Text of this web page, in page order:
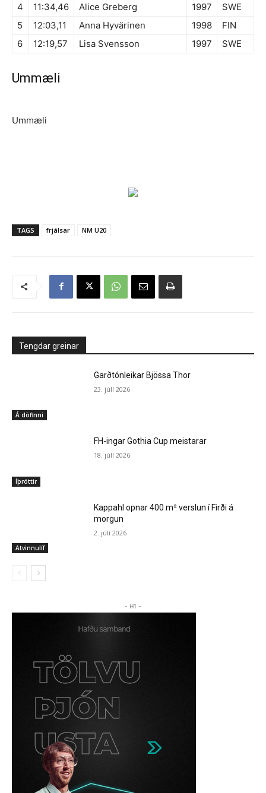
4 11:34,46 Alice Greberg 1997
SWE
5
12:03,11 Anna Hyvärinen 1998
FIN
6
12:19,57 Lisa Svensson 1997 SWE
Ummæli
Ummæli
TAGS frjálsar NM U20
Tengdar greinar
Á döfinni
Garðtónleikar Bjössa Thor
23. júlí 2026
Íþróttir
FH-ingar Gothia Cup meistarar
18. júlí 2026
Atvinnulíf
Kappahl opnar 400 m² verslun í Firði á
morgun
2. júlí 2026
- H1 -